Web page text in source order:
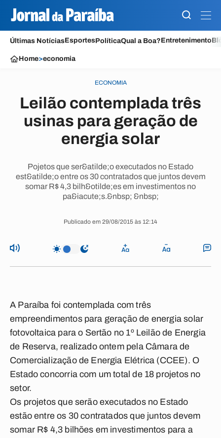
Últimas NotíciasEsportesPolíticaQual a Boa?Entretenimento
Home>economia
ECONOMIA
Leilão contemplada três
usinas para geração de
energia solar
Pojetos que ser&atilde;o executados no Estado
est&atilde;o entre os 30 contratados que juntos devem
somar R$ 4,3 bilh&otilde;es em investimentos no
pa&iacute;s.&nbsp; &nbsp;
Publicado em 29/08/2015 às 12:14
A Paraíba foi contemplada com três
empreendimentos para geração de energia solar
fotovoltaica para o Sertão no 1º Leilão de Energia
de Reserva, realizado ontem pela Câmara de
Comercialização de Energia Elétrica (CCEE). O
Estado concorria com um total de 18 projetos no
setor.
Os projetos que serão executados no Estado
estão entre os 30 contratados que juntos devem
somar R$ 4,3 bilhões em investimentos para a